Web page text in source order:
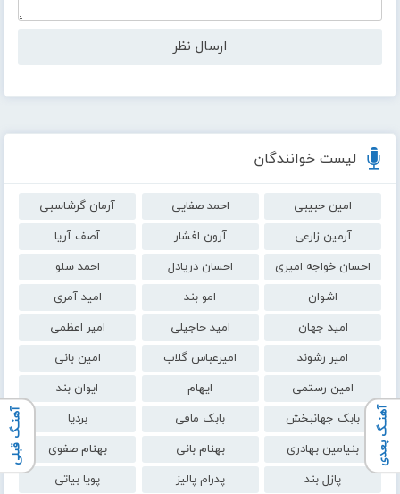
لیست خوانندگان
امین حبیبی احمد صفایی
آرمان گرشاسبی
آرمین زارعی
آرون افشار
آصف آریا
احسان خواجه امیری
احسان دریادل
احمد سلو
اشوان
امو بند
امید آمری
امید جهان
امید حاجیلی
امیر اعظمی
امیر رشوند
امیرعباس گلاب
امین بانی
امین رستمی
ایهام
ایوان بند
بابک جهانبخش
بابک مافی
بردیا
بنیامین بهادری
بهنام بانی
بهنام صفوی
پازل بند
پدرام پالیز
پویا بیاتی
آهنـگ بعدی آهنـگ قبلی